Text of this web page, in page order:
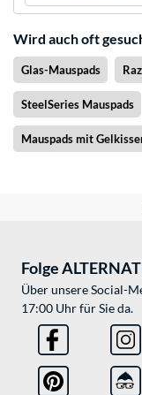
Wird auch oft
Glas-Mauspads
SteelSeries Mauspads
Mauspads mit
Folge
Über unsere Social-
17:00 Uhr für Sie da.